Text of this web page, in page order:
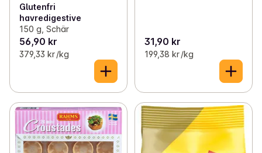
Glutenfri
havredigestive
150 g, Schär
56,90 kr
379,33 kr /kg
31,90 kr
199,38 kr /kg